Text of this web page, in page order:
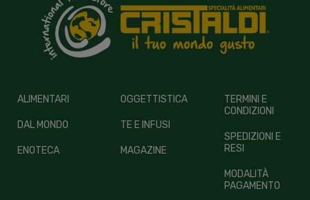
ALIMENTARI
DAL MONDO
ENOTECA
OGGETTISTICA
TE E INFUSI
MAGAZINE
TERMINI E
CONDIZIONI
SPEDIZIONI E
RESI
MODALITÀ
PAGAMENTO